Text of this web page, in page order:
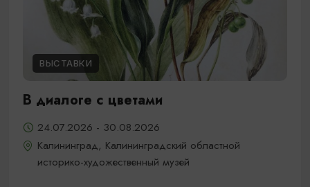
ВЫСТАВКИ
В диалоге с цветами
24.07.2026 - 30.08.2026
Калининград, Калининградский областной
историко-художественный музей